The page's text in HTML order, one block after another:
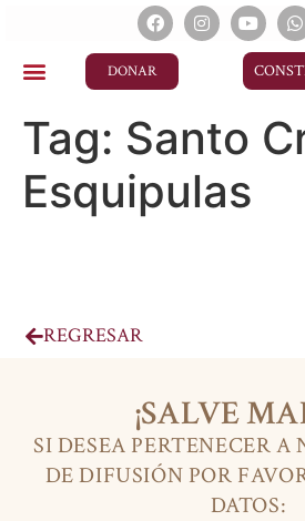
DONAR
Tag: Santo
Esquipulas
REGRESAR
¡SALVE
SI DESEA PERTENECER A
DE DIFUSIÓN POR
DATOS: